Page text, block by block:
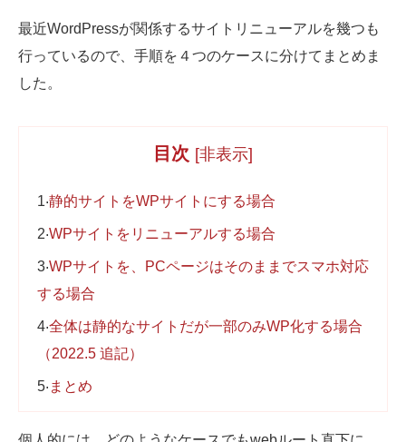
LINE登録
Web制作無料提案
よくあるご質問
最近WordPressが関係するサイトリニューアルを幾つも
行っているので、手順を４つのケースに分けてまとめま
した。
目次 [非表示]
1静的サイトをWPサイトにする場合
2WPサイトをリニューアルする場合
3WPサイトを、PCページはそのままでスマホ対応
する場合
4全体は静的なサイトだが一部のみWP化する場合
（2022.5 追記）
5まとめ